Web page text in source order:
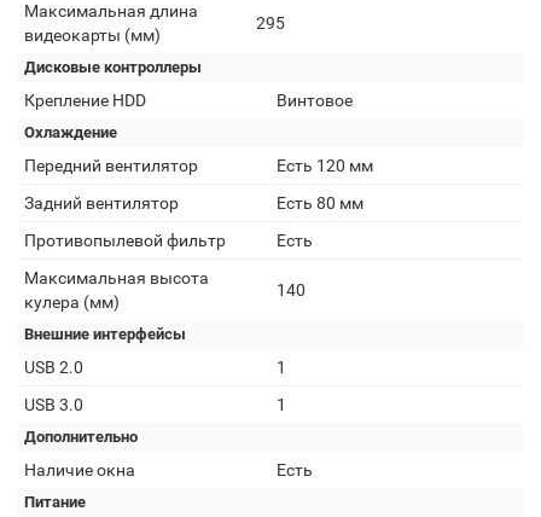
Максимальная длина
видеокарты (мм)
295
Дисковые контроллеры
Крепление HDD Винтовое
Охлаждение
Передний вентилятор
Есть 120 мм
Задний вентилятор
Есть 80 мм
Противопылевой фильтр
Есть
Максимальная высота
кулера (мм)
140
Внешние интерфейсы
USB 2.0
1
USB 3.0
1
Дополнительно
Наличие окна Есть
Питание